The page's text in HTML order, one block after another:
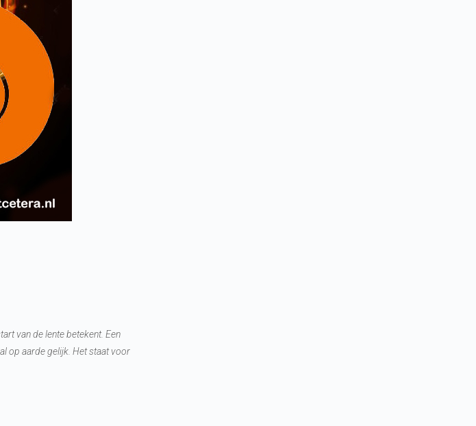
van de lente betekent. Een
op aarde gelijk. Het staat voor